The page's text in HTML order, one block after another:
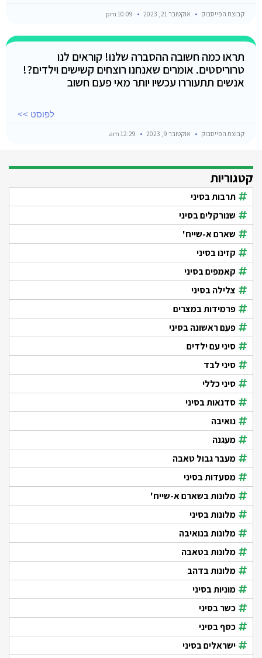
קבוצת הפייסבוק אוקטובר 21, 2023
תראו כמה חשובה ההסברה שלנו! קוראים לנו
טרוריסטים. אומרים שאנחנו רוצחים קשישים וילדים?!
אנשים תתעוררו עכשיו יותר מאי פעם חשוב
לפוסט >>
קבוצת הפייסבוק אוקטובר 9, 2023
קטגוריות
תרבות בסיני
שנורקלים בסיני
שארם א-שייח'
קזינו בסיני
קאמפים בסיני
צלילה בסיני
פרמידות במצרים
פעם ראשונה בסיני
סיני עם ילדים
סיני לבד
סיני כללי
סדנאות בסיני
נואיבה
מעגנה
מעבר גבול טאבה
מסעדות בסיני
מלונות בשארם א-שייח'
מלונות בסיני
מלונות בנואיבה
מלונות בטאבה
מלונות בדהב
מוניות בסיני
כשר בסיני
כסף בסיני
ישראלים בסיני